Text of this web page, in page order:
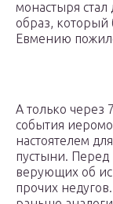
монастыря
образ,
Евмению
А только через
события
настоятелем
пустыни. Перед
верующих об
прочих